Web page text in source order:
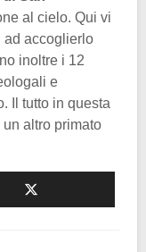
al cielo. Qui vi
ad accoglierlo
inoltre i 12
e
Il tutto in questa
altro primato